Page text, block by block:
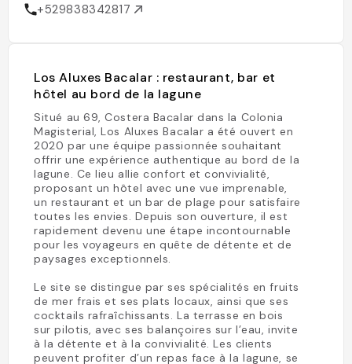
+529838342817
Los Aluxes Bacalar : restaurant, bar et
hôtel au bord de la lagune
Situé au 69, Costera Bacalar dans la Colonia
Magisterial, Los Aluxes Bacalar a été ouvert en
2020 par une équipe passionnée souhaitant
offrir une expérience authentique au bord de la
lagune. Ce lieu allie confort et convivialité,
proposant un hôtel avec une vue imprenable,
un restaurant et un bar de plage pour satisfaire
toutes les envies. Depuis son ouverture, il est
rapidement devenu une étape incontournable
pour les voyageurs en quête de détente et de
paysages exceptionnels.
Le site se distingue par ses spécialités en fruits
de mer frais et ses plats locaux, ainsi que ses
cocktails rafraîchissants. La terrasse en bois
sur pilotis, avec ses balançoires sur l’eau, invite
à la détente et à la convivialité. Les clients
peuvent profiter d’un repas face à la lagune, se